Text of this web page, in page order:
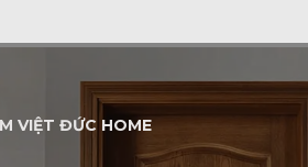
VIỆT ĐỨC HOME